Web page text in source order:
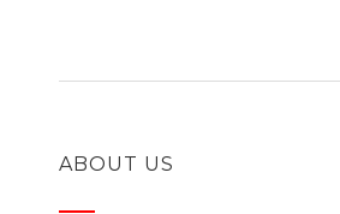
ABOUT US